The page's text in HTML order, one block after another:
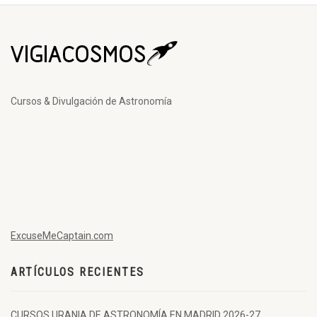
Cursos & Divulgación de Astronomía
ExcuseMeCaptain.com
ARTÍCULOS RECIENTES